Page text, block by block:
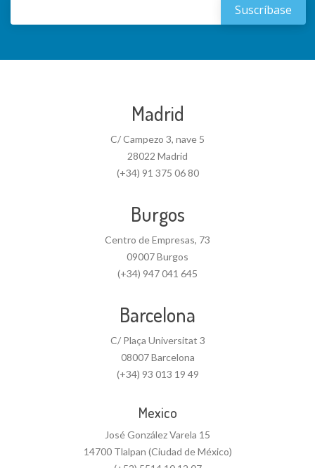
Madrid
C/ Campezo 3, nave 5
28022 Madrid
(+34) 91 375 06 80
Burgos
Centro de Empresas, 73
09007 Burgos
(+34) 947 041 645
Barcelona
C/ Plaça Universitat 3
08007 Barcelona
(+34) 93 013 19 49
Mexico
José González Varela 15
14700 Tlalpan (Ciudad de México)